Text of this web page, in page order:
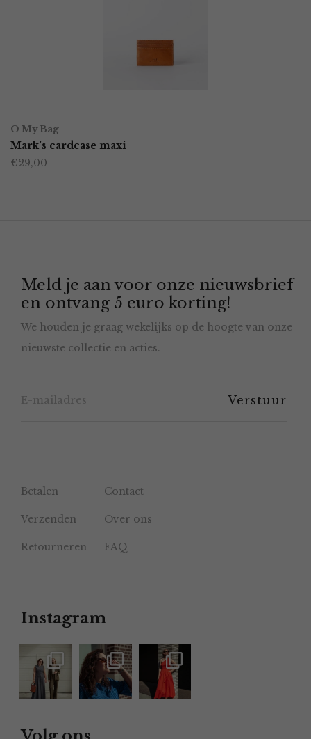
op
de
productpagina
O My Bag
Mark’s cardcase maxi
€29,00
Meld je aan voor onze nieuwsbrief
en ontvang 5 euro korting!
We houden je graag wekelijks op de hoogte van onze
nieuwste collectie en acties.
Betalen Contact
Verzenden Over ons
Retourneren FAQ
Instagram